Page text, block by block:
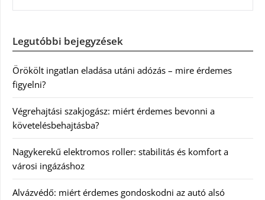
Legutóbbi bejegyzések
Örökölt ingatlan eladása utáni adózás – mire érdemes
figyelni?
Végrehajtási szakjogász: miért érdemes bevonni a
követelésbehajtásba?
Nagykerekű elektromos roller: stabilitás és komfort a
városi ingázáshoz
Alvázvédő: miért érdemes gondoskodni az autó alsó